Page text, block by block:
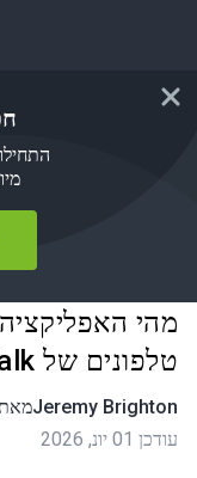
מהי
טלפונים של Straight Talk?
Jeremy Brighton
עודכן 01 יונ, 2026